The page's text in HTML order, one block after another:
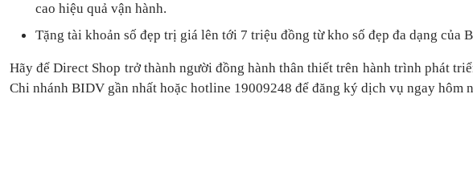
cao hiệu quả vận hành.
Tặng tài khoản số đẹp trị giá lên tới 7 triệu đồng từ kho số đẹp đa dạng của
Hãy để Direct Shop trở thành người đồng hành thân thiết trên hành trình phát
Chi nhánh BIDV gần nhất hoặc hotline 19009248 để đăng ký dịch vụ ngay hôm